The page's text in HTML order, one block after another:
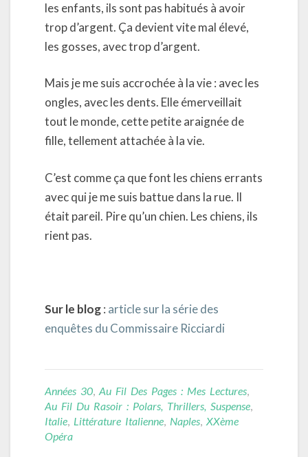
les enfants, ils sont pas habitués à avoir
trop d’argent. Ça devient vite mal élevé,
les gosses, avec trop d’argent.
Mais je me suis accrochée à la vie : avec les
ongles, avec les dents. Elle émerveillait
tout le monde, cette petite araignée de
fille, tellement attachée à la vie.
C’est comme ça que font les chiens errants
avec qui je me suis battue dans la rue. Il
était pareil. Pire qu’un chien. Les chiens, ils
rient pas.
Sur le blog: article sur la série des
enquêtes du Commissaire Ricciardi
Années 30, Au Fil Des Pages : Mes Lectures,
Au Fil Du Rasoir : Polars, Thrillers, Suspense,
Italie, Littérature Italienne, Naples, XXème
Opéra